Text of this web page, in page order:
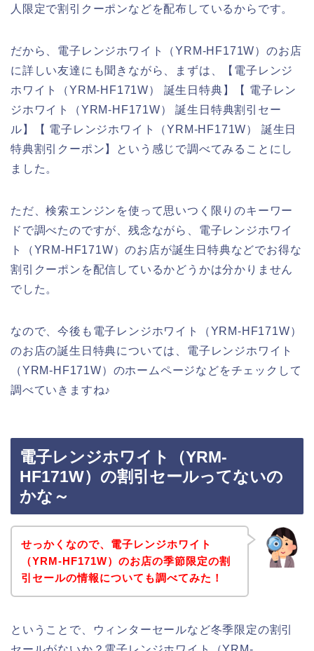
人限定で割引クーポンなどを配布しているからです。
だから、電子レンジホワイト（YRM-HF171W）のお店
に詳しい友達にも聞きながら、まずは、【電子レンジ
ホワイト（YRM-HF171W） 誕生日特典】【 電子レン
ジホワイト（YRM-HF171W） 誕生日特典割引セー
ル】【 電子レンジホワイト（YRM-HF171W） 誕生日
特典割引クーポン】という感じで調べてみることにし
ました。
ただ、検索エンジンを使って思いつく限りのキーワー
ドで調べたのですが、残念ながら、電子レンジホワイ
ト（YRM-HF171W）のお店が誕生日特典などでお得な
割引クーポンを配信しているかどうかは分かりません
でした。
なので、今後も電子レンジホワイト（YRM-HF171W）
のお店の誕生日特典については、電子レンジホワイト
（YRM-HF171W）のホームページなどをチェックして
調べていきますね♪
電子レンジホワイト（YRM-
HF171W）の割引セールってないの
かな～
せっかくなので、電子レンジホワイト
（YRM-HF171W）のお店の季節限定の割
引セールの情報についても調べてみた！
ということで、ウィンターセールなど冬季限定の割引